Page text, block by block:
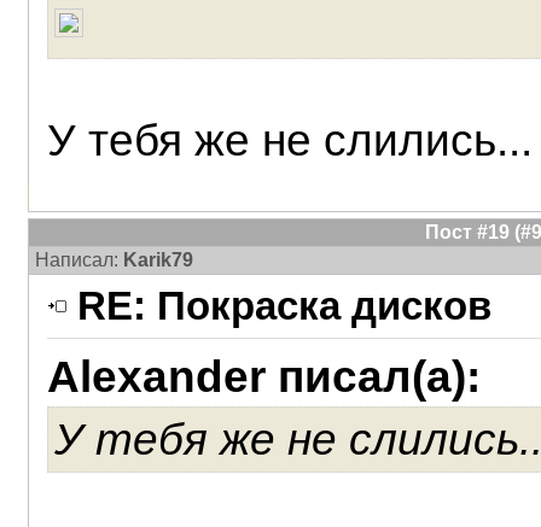
У тебя же не
Пост #19
Написал: Karik79
RE: Покраска дисков
Alexander писал(а):
У тебя же не